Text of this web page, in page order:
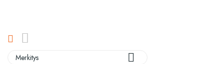
Merkitys 